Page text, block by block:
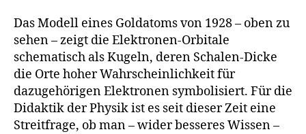
Das Modell eines Goldatoms von 1928 – oben zu
sehen – zeigt die Elektronen-Orbitale
schematisch als Kugeln, deren Schalen-Dicke
die Orte hoher Wahrscheinlichkeit für
dazugehörigen Elektronen symbolisiert. Für die
Didaktik der Physik ist es seit dieser Zeit eine
Streitfrage, ob man – wider besseres Wissen –